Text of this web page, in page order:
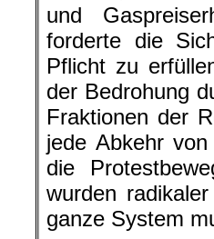
und
forderte die
Pflicht zu
der Bedrohung
Fraktionen der
jede Abkehr
die
wurden
ganze System